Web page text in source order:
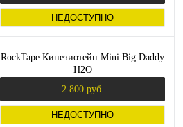
НЕДОСТУПНО
RockTape Кинезиотейп Mini Big Daddy
H2O
2 800 руб.
НЕДОСТУПНО